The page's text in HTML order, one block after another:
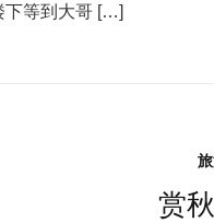
下等到大哥 […]
赏